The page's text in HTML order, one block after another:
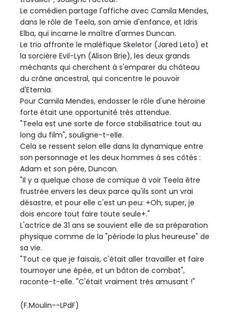
Le comédien partage l'affiche avec Camila Mendes,
dans le rôle de Teela, son amie d'enfance, et Idris
Elba, qui incarne le maître d'armes Duncan.
Le trio affronte le maléfique Skeletor (Jared Leto) et
la sorcière Evil-Lyn (Alison Brie), les deux grands
méchants qui cherchent à s'emparer du château
du crâne ancestral, qui concentre le pouvoir
d'Eternia.
Pour Camila Mendes, endosser le rôle d'une héroïne
forte était une opportunité très attendue.
"Teela est une sorte de force stabilisatrice tout au
long du film", souligne-t-elle.
Cela se ressent selon elle dans la dynamique entre
son personnage et les deux hommes à ses côtés :
Adam et son père, Duncan.
"Il y a quelque chose de comique à voir Teela être
frustrée envers les deux parce qu'ils sont un vrai
désastre, et pour elle c'est un peu: +Oh, super, je
dois encore tout faire toute seule+."
L'actrice de 31 ans se souvient elle de sa préparation
physique comme de la "période la plus heureuse" de
sa vie.
"Tout ce que je faisais, c'était aller travailler et faire
tournoyer une épée, et un bâton de combat",
raconte-t-elle. "C'était vraiment très amusant !"
(F.Moulin--LPdF)